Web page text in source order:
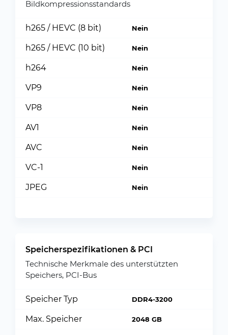
Bildkompressionsstandards
h265 / HEVC (8 bit) Nein
h265 / HEVC (10 bit) Nein
h264 Nein
VP9 Nein
VP8 Nein
AV1 Nein
AVC Nein
VC-1 Nein
JPEG Nein
Speicherspezifikationen & PCI
Technische Merkmale des unterstützten
Speichers, PCI-Bus
Speicher Typ DDR4-3200
Max. Speicher 2048 GB